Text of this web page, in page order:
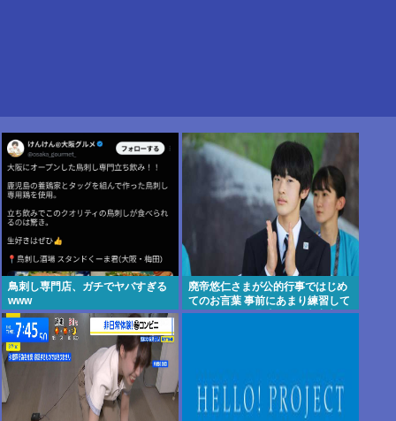
鳥刺し専門店、ガチでヤバすぎる
www
廃帝悠仁さまが公的行事ではじめ
てのお言葉 事前にあまり練習して
ないっぽい。滑舌悪いし大丈夫な